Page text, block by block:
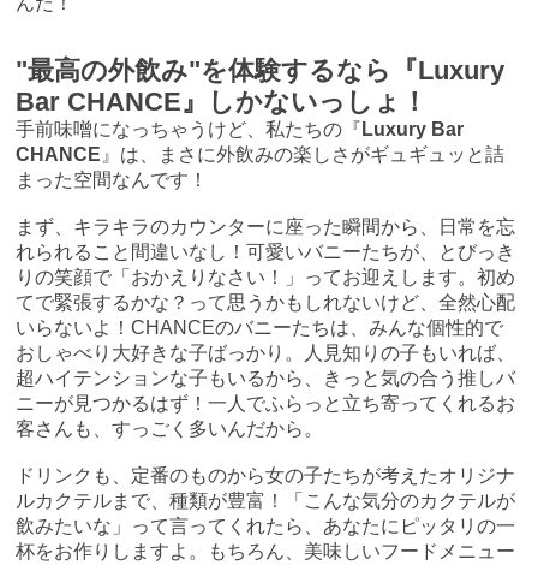
"最高の外飲み"を体験するなら『Luxury
Bar CHANCE』しかないっしょ！
手前味噌になっちゃうけど、私たちの『 Luxury Bar
CHANCE 』は、まさに外飲みの楽しさがギュギュッと詰
まった空間なんです！
まず、キラキラのカウンターに座った瞬間から、日常を忘
れられること間違いなし！可愛いバニーたちが、とびっき
りの笑顔で「おかえりなさい！」ってお迎えします。初め
てで緊張するかな？って思うかもしれないけど、全然心配
いらないよ！CHANCEのバニーたちは、みんな個性的で
おしゃべり大好きな子ばっかり。人見知りの子もいれば、
超ハイテンションな子もいるから、きっと気の合う推しバ
ニーが見つかるはず！一人でふらっと立ち寄ってくれるお
客さんも、すっごく多いんだから。
ドリンクも、定番のものから女の子たちが考えたオリジナ
ルカクテルまで、種類が豊富！「こんな気分のカクテルが
飲みたいな」って言ってくれたら、あなたにピッタリの一
杯をお作りしますよ。もちろん、美味しいフードメニュー